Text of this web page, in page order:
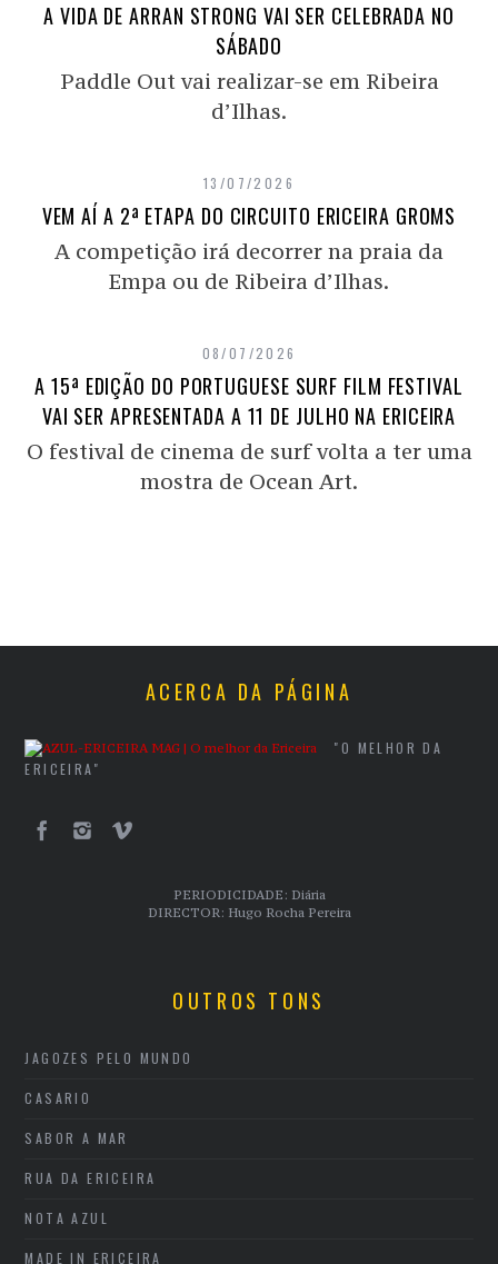
A VIDA DE ARRAN STRONG VAI SER CELEBRADA NO
SÁBADO
Paddle Out vai realizar-se em Ribeira
d’Ilhas.
13/07/2026
VEM AÍ A 2ª ETAPA DO CIRCUITO ERICEIRA GROMS
A competição irá decorrer na praia da
Empa ou de Ribeira d’Ilhas.
08/07/2026
A 15ª EDIÇÃO DO PORTUGUESE SURF FILM FESTIVAL
VAI SER APRESENTADA A 11 DE JULHO NA ERICEIRA
O festival de cinema de surf volta a ter uma
mostra de Ocean Art.
ACERCA DA PÁGINA
"O MELHOR DA
ERICEIRA"
PERIODICIDADE: Diária
DIRECTOR: Hugo Rocha Pereira
OUTROS TONS
JAGOZES PELO MUNDO
CASARIO
SABOR A MAR
RUA DA ERICEIRA
NOTA AZUL
MADE IN ERICEIRA